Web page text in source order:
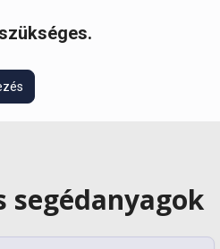
segédanyagok